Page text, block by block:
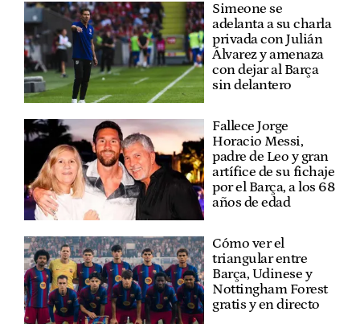
Simeone se
adelanta a su charla
privada con Julián
Álvarez y amenaza
con dejar al Barça
sin delantero
Fallece Jorge
Horacio Messi,
padre de Leo y gran
artífice de su fichaje
por el Barça, a los 68
años de edad
Cómo ver el
triangular entre
Barça, Udinese y
Nottingham Forest
gratis y en directo